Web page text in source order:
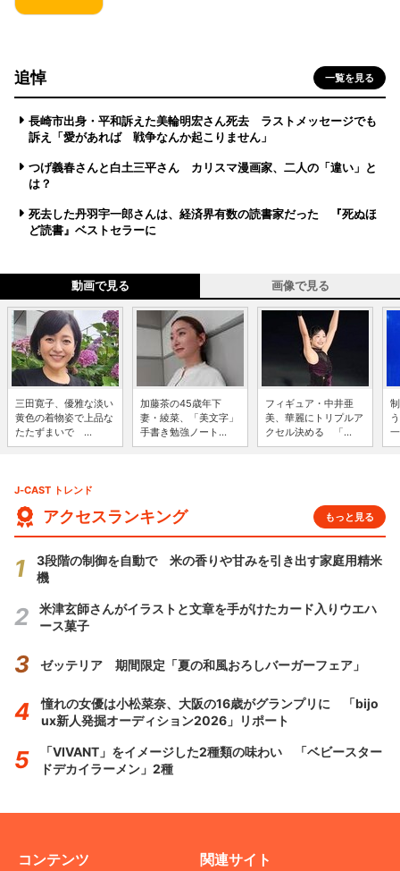
追悼 一覧を見る
長崎市出身・平和訴えた美輪明宏さん死去 ラストメッセージでも
訴え「愛があれば 戦争なんか起こりません」
つげ義春さんと白土三平さん カリスマ漫画家、二人の「違い」と
は？
死去した丹羽宇一郎さんは、経済界有数の読書家だった 『死ぬほ
ど読書』ベストセラーに
動画で見る 画像で見る
三田寛子、優雅な淡い
黄色の着物姿で上品な
たたずまいで ...
加藤茶の45歳年下
妻・綾菜、「美文字」
手書き勉強ノート...
フィギュア・中井亜
美、華麗にトリプルア
クセル決める 「...
J-CAST トレンド
アクセスランキング もっと見る
3段階の制御を自動で 米の香りや甘みを引き出す家庭用精米
機
米津玄師さんがイラストと文章を手がけたカード入りウエハ
ース菓子
ゼッテリア 期間限定「夏の和風おろしバーガーフェア」
憧れの女優は小松菜奈、大阪の16歳がグランプリに 「bijo
ux新人発掘オーディション2026」リポート
「VIVANT」をイメージした2種類の味わい 「ベビースター
ドデカイラーメン」2種
コンテンツ 関連サイト